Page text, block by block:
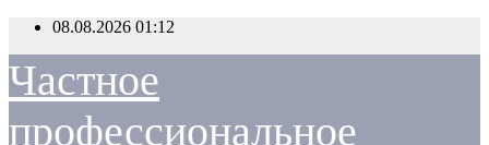
Перейти
содержимому
08.08.2026 01:12
Частное
профессиональное